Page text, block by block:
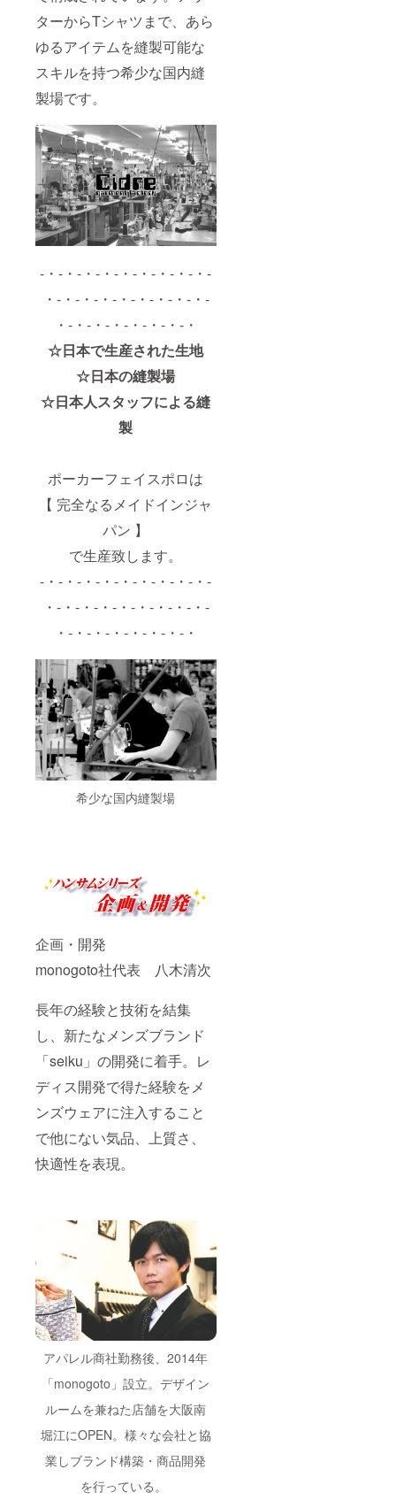
ターからTシャツまで、あら
ゆるアイテムを縫製可能な
スキルを持つ希少な国内縫
製場です。
-・-・-・-・-・-・-・-・-・-
・-・-・-・-・-・-・-・-・-
・-・-・-・-・-・-・-・
☆日本で生産された生地
☆日本の縫製場
☆日本人スタッフによる縫
製
ポーカーフェイスポロは
【 完全なるメイドインジャ
パン 】
で生産致します。
-・-・-・-・-・-・-・-・-・-
・-・-・-・-・-・-・-・-・-
・-・-・-・-・-・-・-・
希少な国内縫製場
企画・開発
monogoto社代表 八木清次
長年の経験と技術を結集
し、新たなメンズブランド
「seiku」の開発に着手。レ
ディス開発で得た経験をメ
ンズウェアに注入すること
で他にない気品、上質さ、
快適性を表現。
アパレル商社勤務後、2014年
「monogoto」設立。デザイン
ルームを兼ねた店舗を大阪南
堀江にOPEN。様々な会社と協
業しブランド構築・商品開発
を行っている。